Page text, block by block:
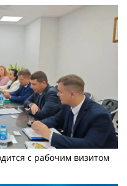
с рабочим визитом